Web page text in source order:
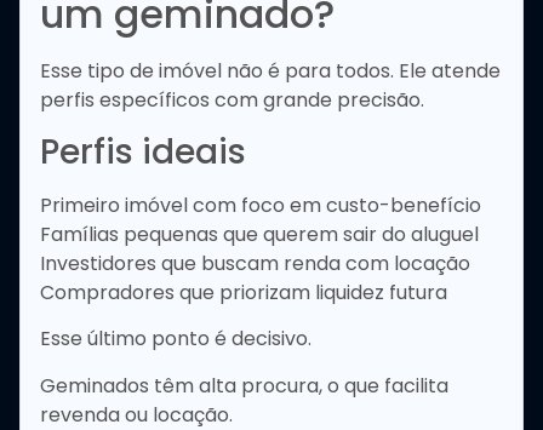
um geminado?
Esse tipo de imóvel não é para todos. Ele atende
perfis específicos com grande precisão.
Perfis ideais
Primeiro imóvel com foco em custo-benefício
Famílias pequenas que querem sair do aluguel
Investidores que buscam renda com locação
Compradores que priorizam liquidez futura
Esse último ponto é decisivo.
Geminados têm alta procura, o que facilita
revenda ou locação.